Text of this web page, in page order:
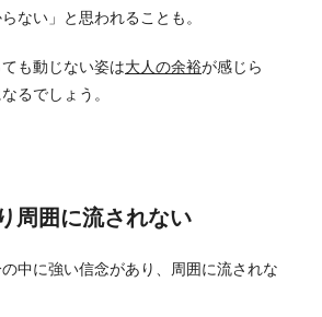
ない」と思われることも。
も動じない姿は大人の余裕が感じら
るでしょう。
周囲に流されない
中に強い信念があり、周囲に流されな